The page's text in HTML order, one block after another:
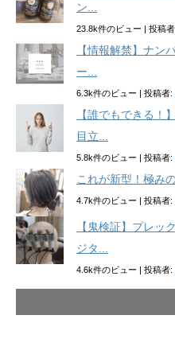
ン...
23.8k件のビュー 投稿
【情報解禁】ナン
ー...
6.3k件のビュー 投稿者:
【誰でもできる！
目立...
5.8k件のビュー 投稿者:
これが新型！極み
4.7k件のビュー 投稿者:
【鬼検証】プレッ
ジタ...
4.6k件のビュー 投稿者: